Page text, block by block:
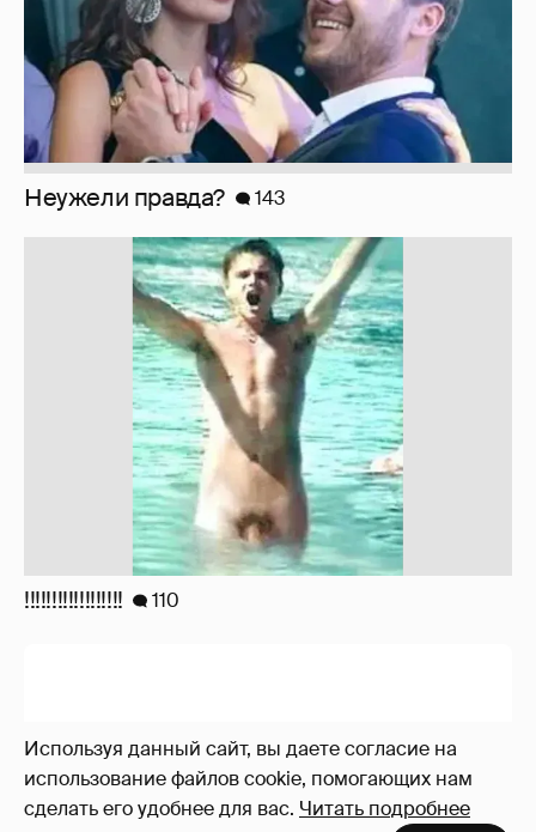
Используя данный сайт, вы даете согласие на
использование файлов cookie, помогающих нам
сделать его удобнее для вас. Читать подробнее
Неужели правда? 143
!!!!!!!!!!!!!!!!!! 110